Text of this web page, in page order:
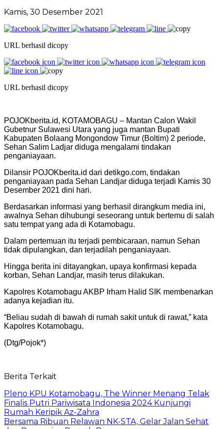
Kamis, 30 Desember 2021
URL berhasil dicopy
URL berhasil dicopy
POJOKberita.id, KOTAMOBAGU – Mantan Calon Wakil
Gubetnur Sulawesi Utara yang juga mantan Bupati
Kabupaten Bolaang Mongondow Timur (Boltim) 2 periode,
Sehan Salim Ladjar diduga mengalami tindakan
penganiayaan.
Dilansir POJOKberita.id dari detikgo.com, tindakan
penganiayaan pada Sehan Landjar diduga terjadi Kamis 30
Desember 2021 dini hari.
Berdasarkan informasi yang berhasil dirangkum media ini,
awalnya Sehan dihubungi seseorang untuk bertemu di salah
satu tempat yang ada di Kotamobagu.
Dalam pertemuan itu terjadi pembicaraan, namun Sehan
tidak dipulangkan, dan terjadilah penganiayaan.
Hingga berita ini ditayangkan, upaya konfirmasi kepada
korban, Sehan Landjar, masih terus dilakukan.
Kapolres Kotamobagu AKBP Irham Halid SIK membenarkan
adanya kejadian itu.
“Beliau sudah di bawah di rumah sakit untuk di rawat,” kata
Kapolres Kotamobagu.
(Dtg/Pojok*)
Berita Terkait
Pleno KPU Kotamobagu, The Winner Menang Telak
Finalis Putri Pariwisata Indonesia 2024 Kunjungi
Rumah Keripik Az-Zahra
Bersama Ribuan Relawan NK-STA, Gelar Jalan Sehat